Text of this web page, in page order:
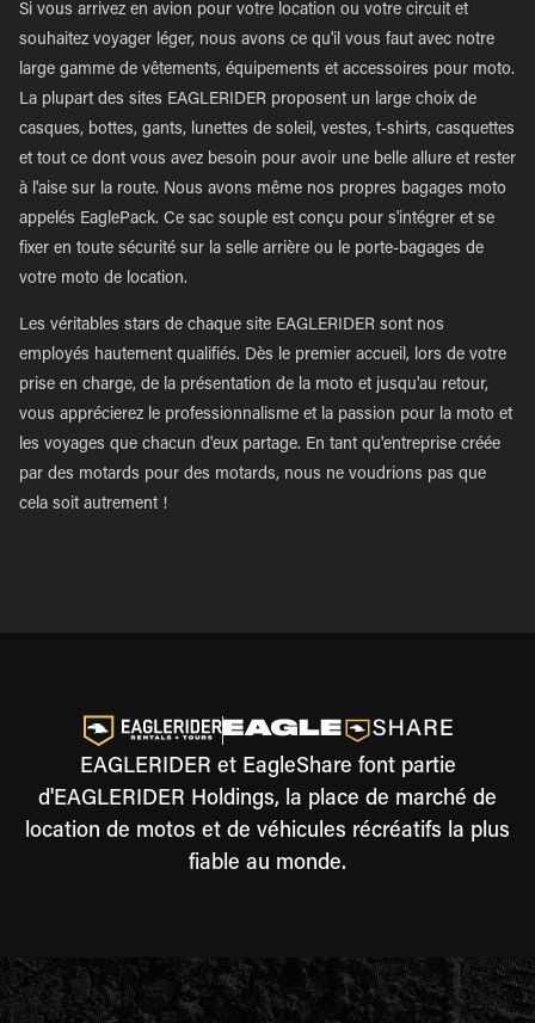
Si vous arrivez en avion pour votre location ou votre circuit et
souhaitez voyager léger, nous avons ce qu'il vous faut avec notre
large gamme de vêtements, équipements et accessoires pour moto.
La plupart des sites EAGLERIDER proposent un large choix de
casques, bottes, gants, lunettes de soleil, vestes, t-shirts, casquettes
et tout ce dont vous avez besoin pour avoir une belle allure et rester
à l'aise sur la route. Nous avons même nos propres bagages moto
appelés EaglePack. Ce sac souple est conçu pour s'intégrer et se
fixer en toute sécurité sur la selle arrière ou le porte-bagages de
votre moto de location.
Les véritables stars de chaque site EAGLERIDER sont nos
employés hautement qualifiés. Dès le premier accueil, lors de votre
prise en charge, de la présentation de la moto et jusqu'au retour,
vous apprécierez le professionnalisme et la passion pour la moto et
les voyages que chacun d'eux partage. En tant qu'entreprise créée
par des motards pour des motards, nous ne voudrions pas que
cela soit autrement !
EAGLERIDER et EagleShare font partie
d'EAGLERIDER Holdings, la place de marché de
location de motos et de véhicules récréatifs la plus
fiable au monde.